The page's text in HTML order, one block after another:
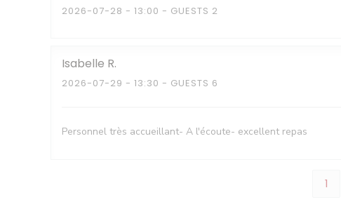
2026-07-28 - 13:00 - GUESTS 2
Isabelle R
2026-07-29 - 13:30 - GUESTS 6
Personnel très accueillant- A l'écoute- excellent repas
1